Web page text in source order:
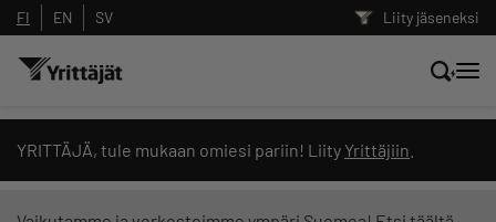
Liity jäseneksi
FI EN SV
YRITTÄJÄ, tule mukaan omiesi pariin! Liity Yrittäjiin
Hae sivustolta tai kysy suoraan
Yrittäjien tekoälyltä